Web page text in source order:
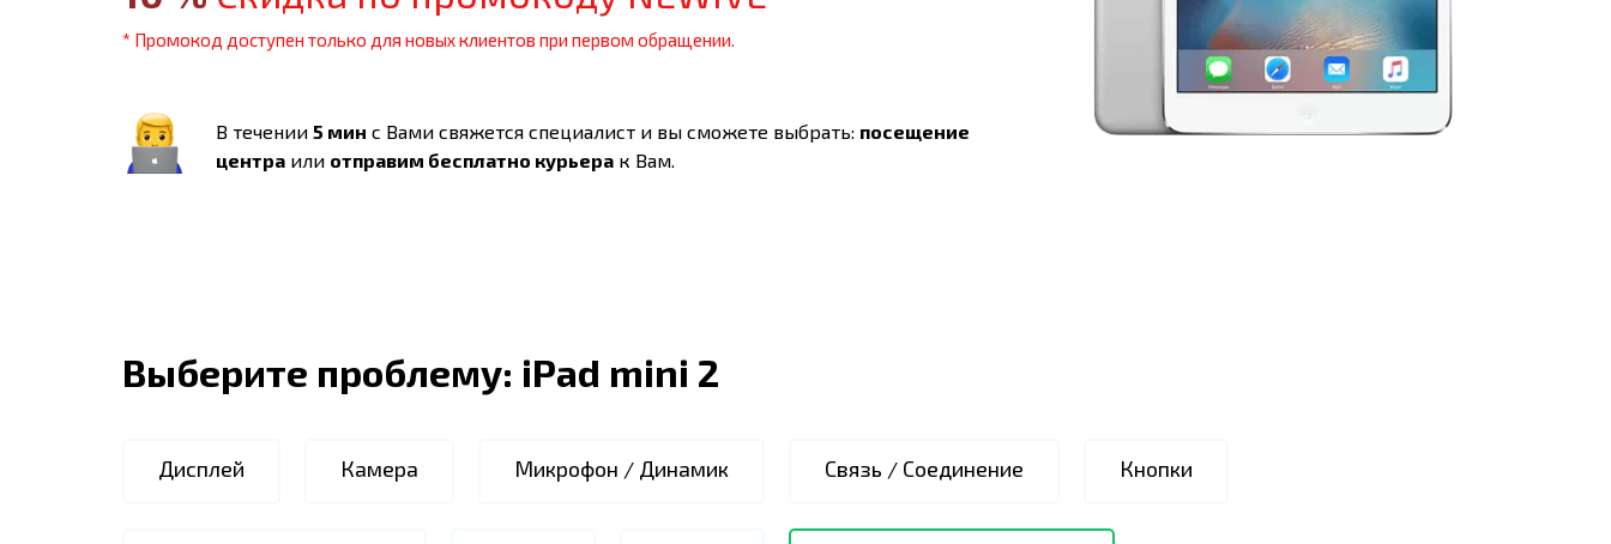
* Промокод доступен только для новых клиентов при первом обращении.
В течении 5 мин с Вами свяжется специалист и вы сможете выбрать: посещение
центра или отправим бесплатно курьера к Вам.
Выберите проблему: iPad mini 2
Дисплей Камера Микрофон / Динамик Связь / Соединение Кнопки